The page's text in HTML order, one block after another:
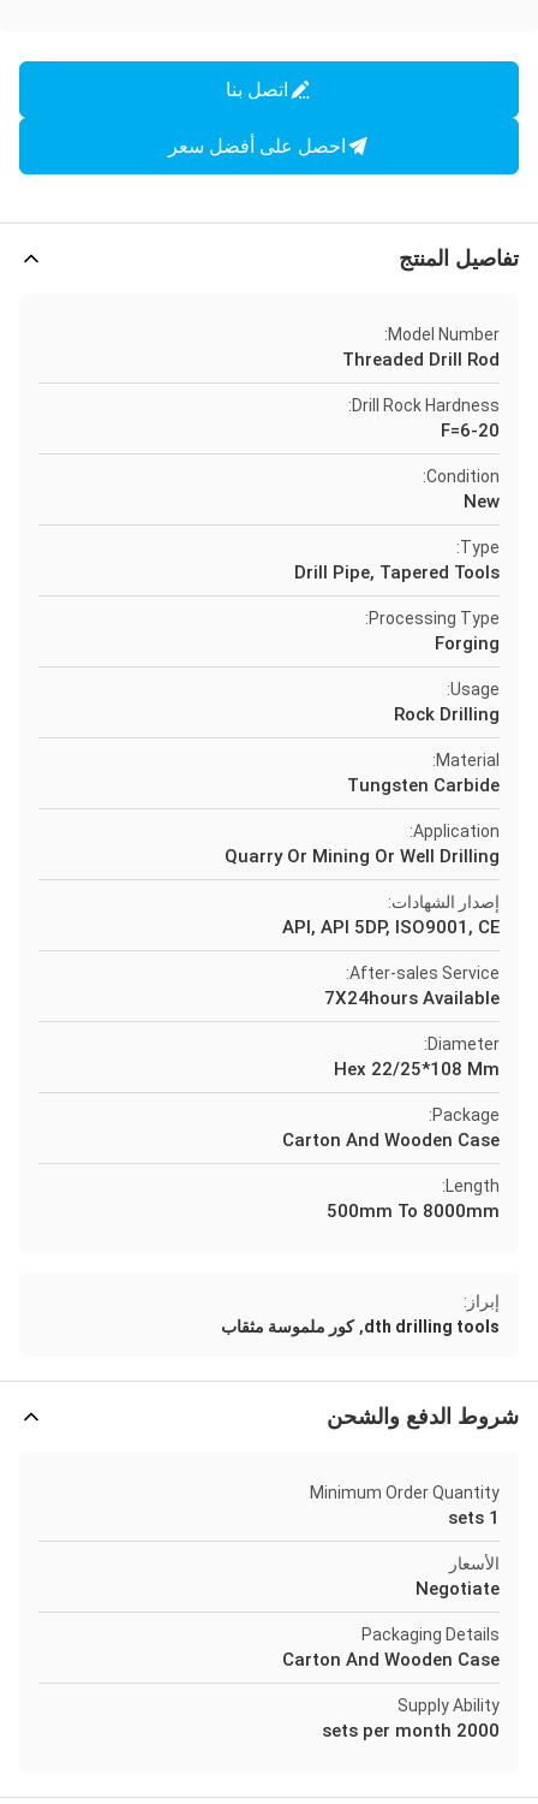
اتصل بنا
احصل على أفضل سعر
تفاصيل المنتج
Model Number:
Threaded Drill Rod
Drill Rock Hardness:
F=6-20
Condition:
New
Type:
Drill Pipe, Tapered Tools
Processing Type:
Forging
Usage:
Rock Drilling
Material:
Tungsten Carbide
Application:
Quarry Or Mining Or Well Drilling
إصدار الشهادات:
API, API 5DP, ISO9001, CE
After-sales Service:
7X24hours Available
Diameter:
Hex 22/25*108 Mm
Package:
Carton And Wooden Case
Length:
500mm To 8000mm
إبراز:
dth drilling tools
,كور ملموسة مثقاب
شروط الدفع والشحن
Minimum Order Quantity
1 sets
الأسعار
Negotiate
Packaging Details
Carton And Wooden Case
Supply Ability
2000 sets per month